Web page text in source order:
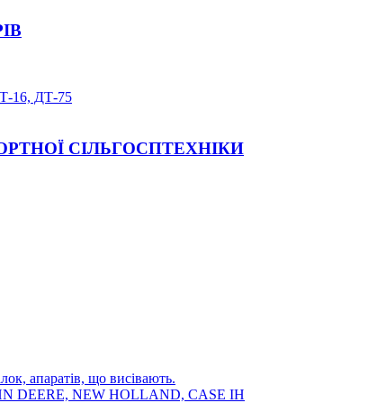
16, ДТ-75
СІЛЬГОСПТЕХНІКИ
апаратів, що висівають.
DEERE, NEW HOLLAND, CASE IH